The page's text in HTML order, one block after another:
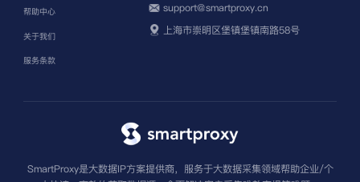
帮助中心
关于我们
服务条款
support@smartproxy.cn
上海市崇明区堡镇堡镇南路58号
SmartProxy是大数据IP方案提供商，服务于大数据采集领域帮助企业/个